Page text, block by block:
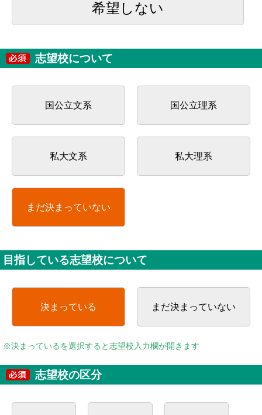
希望しない
志望校について
国公立文系 国公立理系
私大文系 私大理系
まだ決まっていない
目指している志望校について
決まっている まだ決まっていない
※決まっているを選択すると志望校入力欄が開きます
志望校の区分